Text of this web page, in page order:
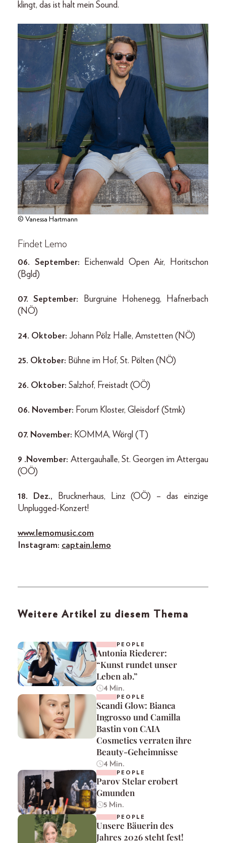
klingt, das ist halt mein Sound.
© Vanessa Hartmann
Findet Lemo
06. September:
Eichenwald Open Air, Horitschon
(Bgld)
07. September:
Burgruine Hohenegg, Hafnerbach
(NÖ)
24. Oktober: Johann Pölz Halle, Amstetten (NÖ)
25. Oktober: Bühne im Hof, St. Pölten (NÖ)
26. Oktober: Salzhof, Freistadt (OÖ)
06. November: Forum Kloster, Gleisdorf (Stmk)
07. November: KOMMA, Wörgl (T)
9 .November: Attergauhalle, St. Georgen im Attergau
(OÖ)
18. Dez.,
Brucknerhaus, Linz (OÖ) – das einzige
Unplugged-Konzert!
www.lemomusic.com
Instagram: captain.lemo
Weitere Artikel zu diesem Thema
PEOPLE
Antonia Riederer:
“Kunst rundet unser
Leben ab.”
4 Min.
PEOPLE
Scandi Glow: Bianca
Ingrosso und Camilla
Bastin von CAIA
Cosmetics verraten ihre
Beauty-Geheimnisse
4 Min.
PEOPLE
Parov Stelar erobert
Gmunden
5 Min.
PEOPLE
Unsere Bäuerin des
Jahres 2026 steht fest!